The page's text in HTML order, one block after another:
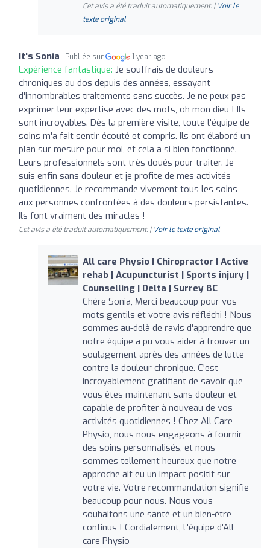
Cet avis a été traduit automatiquement. | Voir le
texte original
It's Sonia Publiée sur 1 year ago
Expérience fantastique: Je souffrais de douleurs
chroniques au dos depuis des années, essayant
d'innombrables traitements sans succès. Je ne peux pas
exprimer leur expertise avec des mots, oh mon dieu ! Ils
sont incroyables. Dès la première visite, toute l'équipe de
soins m'a fait sentir écouté et compris. Ils ont élaboré un
plan sur mesure pour moi, et cela a si bien fonctionné.
Leurs professionnels sont très doués pour traiter. Je
suis enfin sans douleur et je profite de mes activités
quotidiennes. Je recommande vivement tous les soins
aux personnes confrontées à des douleurs persistantes.
Ils font vraiment des miracles !
Cet avis a été traduit automatiquement. | Voir le texte original
All care Physio | Chiropractor | Active
rehab | Acupuncturist | Sports injury |
Counselling | Delta | Surrey BC
Chère Sonia, Merci beaucoup pour vos
mots gentils et votre avis réfléchi ! Nous
sommes au-delà de ravis d'apprendre que
notre équipe a pu vous aider à trouver un
soulagement après des années de lutte
contre la douleur chronique. C'est
incroyablement gratifiant de savoir que
vous êtes maintenant sans douleur et
capable de profiter à nouveau de vos
activités quotidiennes ! Chez All Care
Physio, nous nous engageons à fournir
des soins personnalisés, et nous
sommes tellement heureux que notre
approche ait eu un impact positif sur
votre vie. Votre recommandation signifie
beaucoup pour nous. Nous vous
souhaitons une santé et un bien-être
continus ! Cordialement, L'équipe d'All
care Physio